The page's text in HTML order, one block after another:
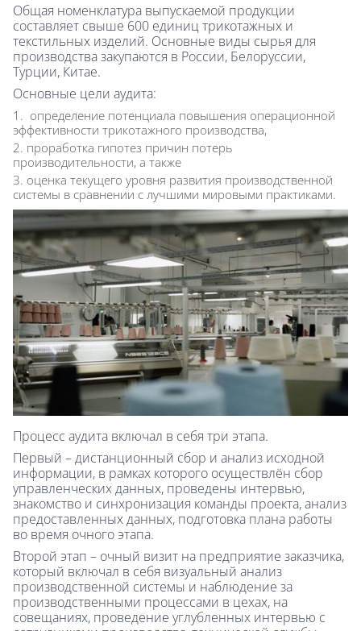
Общая номенклатура выпускаемой продукции
составляет свыше 600 единиц трикотажных и
текстильных изделий. Основные виды сырья для
производства закупаются в России, Белоруссии,
Турции, Китае.
Основные цели аудита:
определение потенциала повышения операционной
эффективности трикотажного производства,
проработка гипотез причин потерь
производительности, а также
оценка текущего уровня развития производственной
системы в сравнении с лучшими мировыми практиками.
Процесс аудита включал в себя три этапа.
Первый – дистанционный сбор и анализ исходной
информации, в рамках которого осуществлён сбор
управленческих данных, проведены интервью,
знакомство и синхронизация команды проекта, анализ
предоставленных данных, подготовка плана работы
во время очного этапа.
Второй этап – очный визит на предприятие заказчика,
который включал в себя визуальный анализ
производственной системы и наблюдение за
производственными процессами в цехах, на
совещаниях, проведение углубленных интервью с